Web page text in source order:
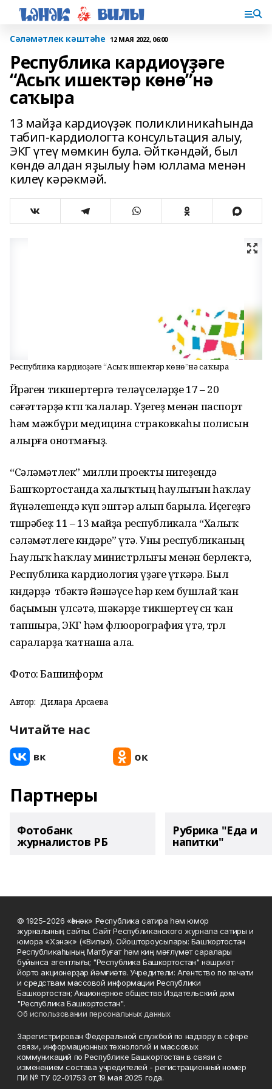
Сәләмәтлек кәштәһе 12 МАЯ 2022, 06:00
Республика кардиоүҙәге
“Асыҡ ишектәр көнө”нә
саҡыра
13 майҙа кардиоүҙәк поликлиникаһында
табип-кардиологта консультация алыу,
ЭКГ үтеү мөмкин була. Әйткәндәй, был
көндө алдан яҙылыу һәм юллама менән
килеү кәрәкмәй.
Республика кардиоүҙәге “Асыҡ ишектәр көнө”нә саҡыра
Йөрәген тикшертергә теләүселәрҙе 17 – 20
сәғәттәрҙә көтөп ҡалалар. Үҙегеҙ менән паспорт
һәм мәжбүри медицина страковкаһы полисын
алырға онотмағыҙ.
“Сәләмәтлек” милли проекты нигеҙендә
Башҡортостанда халыҡтың һаулығын һаҡлау
йүнәлешендә күп эштәр алып барыла. Иҫегеҙгә
төшөрәбеҙ: 11 – 13 майҙа республикала “Халыҡ
сәләмәтлеге көндәре” үтә. Уны республиканың
Һаулыҡ һаҡлау министрлығы менән берлектә,
Республика кардиология үҙәге үткәрә. Был
көндәрҙә төбәктә йәшәүсе һәр кем бушлай ҡан
баҫымын үлсәтә, шәкәрҙе тикшертеү өсөн ҡан
тапшыра, ЭКГ һәм флюорография үтә, төрлө
сараларҙа ҡатнаша ала.
Фото: Башинформ
Автор: Дилара Арсаева
Читайте нас
Партнеры
Фотобанк
журналистов РБ
Рубрика "Еда и
напитки"
© 1925-2026 «Һәнәк» Республика сатира һәм юмор
журналының сайты. Сайт Республиканского журнала сатиры и
юмора «Хэнэк» («Вилы»). Ойоштороусылары: Башҡортостан
Республикаһының Матбуғат һәм киң мәғлүмәт саралары
буйынса агентлығы; "Республика Башкортостан" нәшриәт
йорто акционерҙар йәмғиәте. Учредители: Агентство по печати
и средствам массовой информации Республики
Башкортостан; Акционерное общество Издательский дом
"Республика Башкортостан".
Об использовании персональных данных
Зарегистрирован Федеральной службой по надзору в сфере
связи, информационных технологий и массовых
коммуникаций по Республике Башкортостан в связи с
изменением состава учредителей - регистрационный номер
ПИ № ТУ 02-01753 от 19 мая 2025 года.